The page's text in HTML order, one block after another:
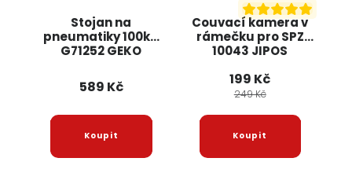
Stojan na
pneumatiky 100kg
G71252 GEKO
589 Kč
Couvací kamera v
rámečku pro SPZ
10043 JIPOS
199 Kč
249 Kč